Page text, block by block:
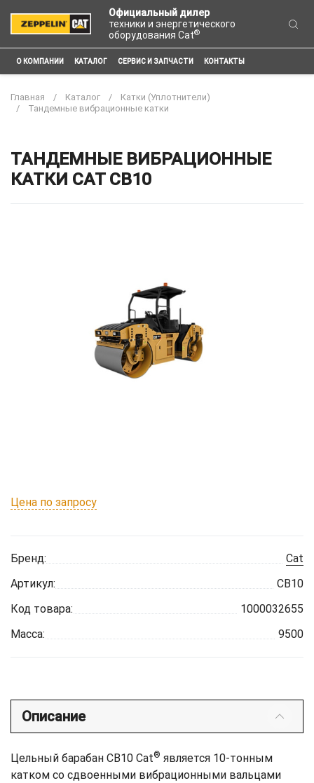
Официальный дилер
техники и энергетического
оборудования Cat®
О КОМПАНИИ КАТАЛОГ СЕРВИС И ЗАПЧАСТИ КОНТАКТЫ
Главная Каталог
Катки (Уплотнители)
Тандемные вибрационные катки
ТАНДЕМНЫЕ ВИБРАЦИОННЫЕ
КАТКИ CAT CB10
Цена по запросу
Бренд:
Cat
Артикул:
CB10
Код товара:
1000032655
Масса:
9500
Описание
Цельный барабан CB10 Cat® является 10-тонным
катком со сдвоенными вибрационными вальцами